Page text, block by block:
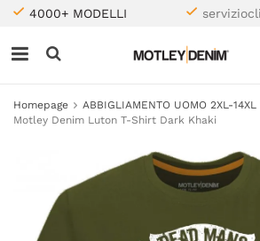
4000+ MODELLI
Homepage ABBIGLIAMENTO UOMO 2XL-14XL
Motley Denim Luton T-Shirt Dark Khaki